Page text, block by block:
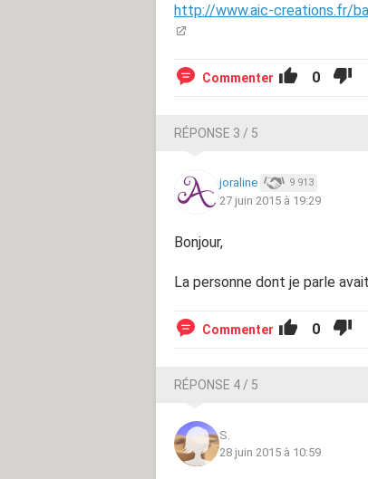
http://www.aic-creations.fr/
Commenter 0
RÉPONSE 3 / 5
joraline 9 913
27 juin 2015 à 19:29
Bonjour,
La personne dont je parle
Commenter 0
RÉPONSE 4 / 5
S.
28 juin 2015 à 10:59